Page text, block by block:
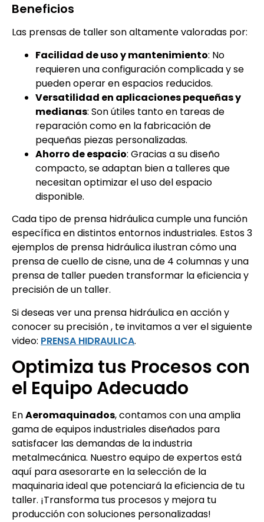
Beneficios
Las prensas de taller son altamente valoradas por:
Facilidad de uso y mantenimiento: No
requieren una configuración complicada y se
pueden operar en espacios reducidos.
Versatilidad en aplicaciones pequeñas y
medianas: Son útiles tanto en tareas de
reparación como en la fabricación de
pequeñas piezas personalizadas.
Ahorro de espacio: Gracias a su diseño
compacto, se adaptan bien a talleres que
necesitan optimizar el uso del espacio
disponible.
Cada tipo de prensa hidráulica cumple una función
específica en distintos entornos industriales. Estos 3
ejemplos de prensa hidráulica ilustran cómo una
prensa de cuello de cisne, una de 4 columnas y una
prensa de taller pueden transformar la eficiencia y
precisión de un taller.
Si deseas ver una prensa hidráulica en acción y
conocer su precisión , te invitamos a ver el siguiente
video: PRENSA HIDRAULICA.
Optimiza tus Procesos con
el Equipo Adecuado
EnAeromaquinados, contamos con una amplia
gama de equipos industriales diseñados para
satisfacer las demandas de la industria
metalmecánica. Nuestro equipo de expertos está
aquí para asesorarte en la selección de la
maquinaria ideal que potenciará la eficiencia de tu
taller. ¡Transforma tus procesos y mejora tu
producción con soluciones personalizadas!